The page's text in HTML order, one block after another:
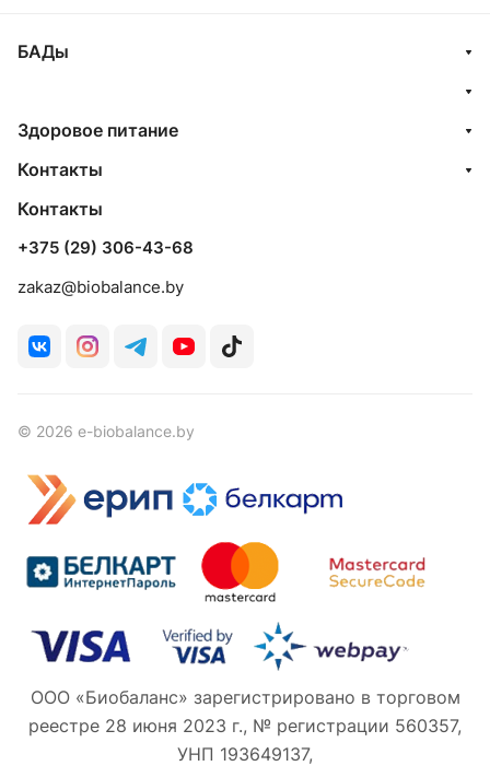
БАДы
Здоровое питание
Контакты
Контакты
+375 (29) 306-43-68
zakaz@biobalance.by
© 2026 e-biobalance.by
ООО «Биобаланс» зарегистрировано в торговом
реестре 28 июня 2023 г., № регистрации 560357,
УНП 193649137,